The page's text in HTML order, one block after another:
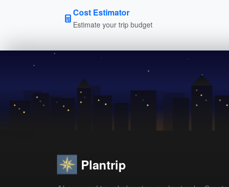
Cost Estimator
Estimate your trip budget
Plantrip